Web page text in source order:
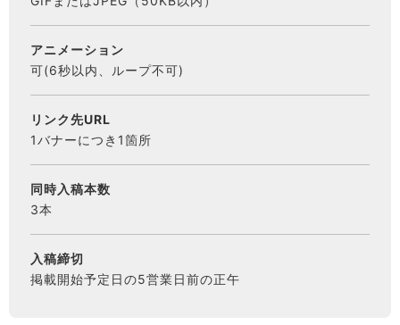
アニメーション
可(6秒以内、ループ不可)
リンク先URL
1バナーにつき1箇所
同時入稿本数
3本
入稿締切
掲載開始予定日の5営業日前の正午